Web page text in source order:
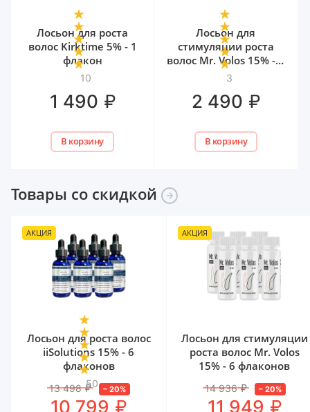
10
Лосьон для роста
волос Kirktime 5% - 1
флакон
1 490 ₽
В корзину
3
Лосьон для
стимуляции роста
волос Mr. Volos 15% - 1
флакон
2 490 ₽
В корзину
Товары со скидкой
АКЦИЯ
50
Лосьон для роста волос
iiSolutions 15% - 6
флаконов
13 498 ₽ – 20%
10 799 ₽
АКЦИЯ
Лосьон для стимуляции
роста волос Mr. Volos
15% - 6 флаконов
14 936 ₽ – 20%
11 949 ₽